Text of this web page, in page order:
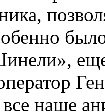
все наше